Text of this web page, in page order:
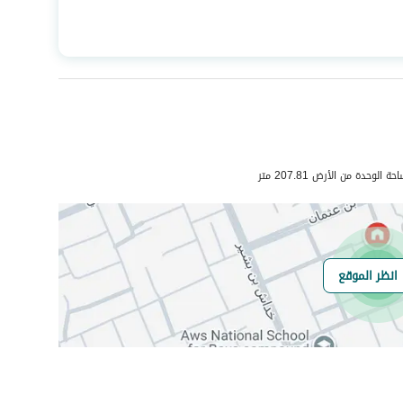
عدد الغرف
8
هاتف
هل يوجد اي التزام
على العقار ؟
لايوجد
من الأرض 207.81 متر
انظر الموقع